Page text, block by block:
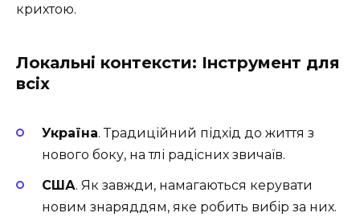
крихтою.
Локальні контексти: Інструмент для
всіх
Україна. Традиційний підхід до життя з
нового боку, на тлі радісних звичаїв.
США. Як завжди, намагаються керувати
новим знаряддям, яке робить вибір за них.